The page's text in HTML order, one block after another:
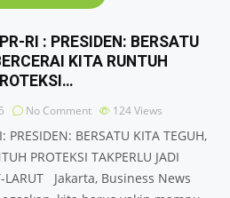
RI : PRESIDEN: BERSATU
KITA RUNTUH
No Comment 124Views
BERSATU KITA TEGUH,
PROTEKSI TAKPERLU JADI
LARUT Jakarta, Business News